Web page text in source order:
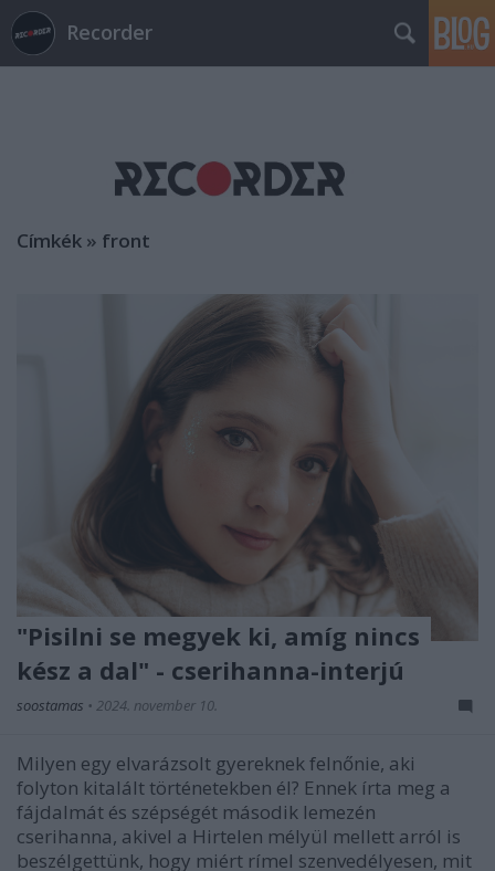
Recorder
Címkék » front
"Pisilni se megyek ki, amíg nincs
kész a dal" - cserihanna-interjú
soostamas • 2024. november 10.
Milyen egy elvarázsolt gyereknek felnőnie, aki
folyton kitalált történetekben él? Ennek írta meg a
fájdalmát és szépségét második lemezén
cserihanna, akivel a Hirtelen mélyül mellett arról is
beszélgettünk, hogy miért rímel szenvedélyesen, mit